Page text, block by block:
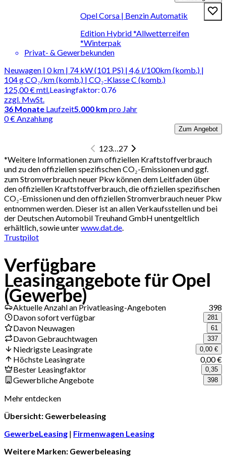
Opel Corsa | Benzin Automatik
Edition Hybrid *Allwetterreifen
*Winterpak
Privat- & Gewerbekunden
Neuwagen | 0 km | 74 kW (101 PS) | 4,6 l/100km (komb.) |
104 g CO₂/km (komb.) | CO₂-Klasse C (komb.)
125,00 €mtl.
zzgl. MwSt.
Leasingfaktor: 0.76
36 Monate Laufzeit5.000 km pro Jahr
0 € Anzahlung
Zum Angebot
123…27
*Weitere Informationen zum offiziellen Kraftstoffverbrauch
und zu den offiziellen spezifischen CO₂-Emissionen und ggf.
zum Stromverbrauch neuer Pkw können dem Leitfaden über
den offiziellen Kraftstoffverbrauch, die offiziellen spezifischen
CO₂-Emissionen und den offiziellen Stromverbrauch neuer Pkw
entnommen werden. Dieser ist an allen Verkaufsstellen und bei
der Deutschen Automobil Treuhand GmbH unentgeltlich
erhältlich, sowie unterwww.dat.de
Trustpilot
Verfügbare
Leasingangebote für Opel
(Gewerbe)
Aktuelle Anzahl an Privatleasing-Angeboten
398
Davon sofort verfügbar
281
Davon Neuwagen 61
Davon Gebrauchtwagen 337
Niedrigste Leasingrate 0,00 €
Höchste Leasingrate
0,00 €
Bester Leasingfaktor
0,35
Gewerbliche Angebote 398
Mehr entdecken
Übersicht: Gewerbeleasing
GewerbeLeasing | Firmenwagen Leasing
Weitere Marken: Gewerbeleasing